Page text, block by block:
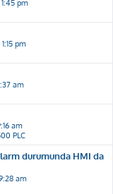
pm
pm
am
am
PLC
durumunda HMI da
am